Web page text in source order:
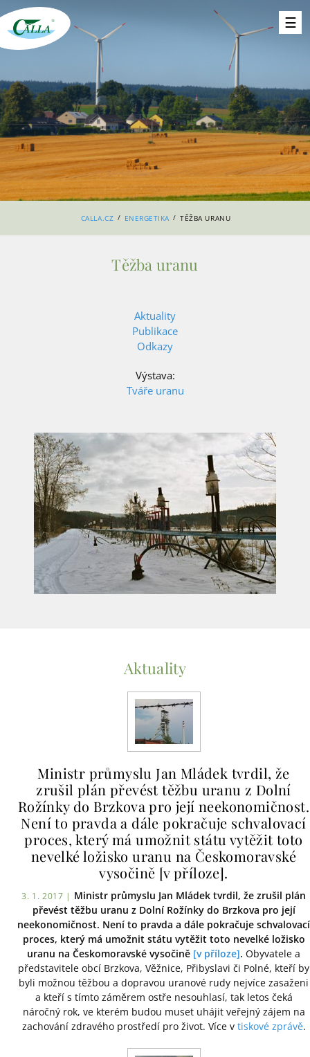
CALLA.CZ / ENERGETIKA / TĚŽBA URANU
Těžba uranu
Aktuality
Publikace
Odkazy
Výstava:
Tváře uranu
Aktuality
Ministr průmyslu Jan Mládek tvrdil, že
zrušil plán převést těžbu uranu z Dolní
Rožínky do Brzkova pro její neekonomičnost.
Není to pravda a dále pokračuje schvalovací
proces, který má umožnit státu vytěžit toto
nevelké ložisko uranu na Českomoravské
vysočině [v příloze].
3. 1. 2017 | Ministr průmyslu Jan Mládek tvrdil, že zrušil plán
převést těžbu uranu z Dolní Rožínky do Brzkova pro její
neekonomičnost. Není to pravda a dále pokračuje schvalovací
proces, který má umožnit státu vytěžit toto nevelké ložisko
uranu na Českomoravské vysočině [v příloze]. Obyvatele a
představitele obcí Brzkova, Věžnice, Přibyslavi či Polné, kteří by
byli možnou těžbou a dopravou uranové rudy nejvíce zasaženi
a kteří s tímto záměrem ostře nesouhlasí, tak letos čeká
náročný rok, ve kterém budou muset uhájit veřejný zájem na
zachování zdravého prostředí pro život. Více v tiskové zprávě.